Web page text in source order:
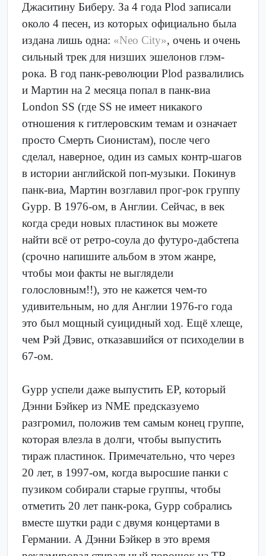
Джаситину Биберу. За 4 года Plod записали
около 4 песен, из которых официально была
издана лишь одна: «Neo City», очень и очень
сильный трек для низших эшелонов глэм-
рока. В год панк-революции Plod развалились
и Мартин на 2 месяца попал в панк-виа
London SS (где SS не имеет никакого
отношения к гитлеровским темам и означает
просто Смерть Сионистам), после чего
сделал, наверное, один из самых контр-шагов
в истории английской поп-музыки. Покинув
панк-виа, Мартин возглавил прог-рок группу
Gypp. В 1976-ом, в Англии. Сейчас, в век
когда среди новых пластинок вы можете
найти всё от ретро-соула до футуро-дабстепа
(срочно напишите альбом в этом жанре,
чтобы мои факты не выглядели
голословным!!), это не кажется чем-то
удивительным, но для Англии 1976-го года
это был мощный суицидный ход. Ещё хлеще,
чем Рэй Дэвис, отказавшийся от психоделии в
67-ом.
Gypp успели даже выпустить EP, который
Дэнни Бэйкер из NME предсказуемо
разгромил, положив тем самым конец группе,
которая влезла в долги, чтобы выпустить
тираж пластинок. Примечательно, что через
20 лет, в 1997-ом, когда выросшие панки с
пузиком собирали старые группы, чтобы
отметить 20 лет панк-рока, Gypp собрались
вместе шутки ради с двумя концертами в
Германии. А Дэнни Бэйкер в это время